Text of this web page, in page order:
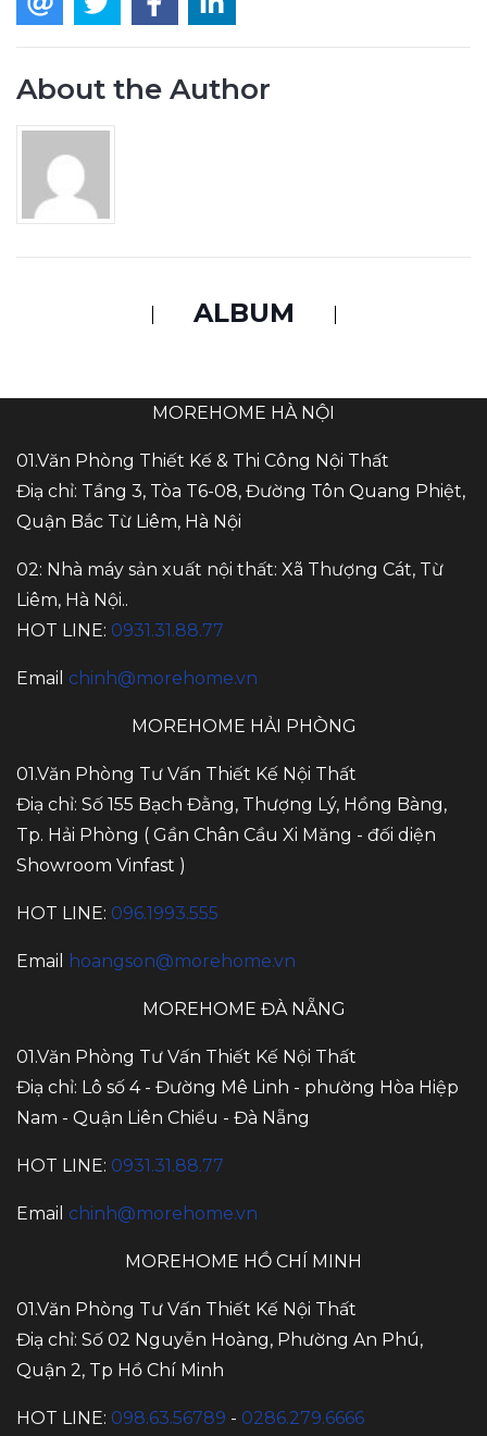
About the Author
ALBUM
MOREHOME HÀ NỘI
01.Văn Phòng Thiết Kế & Thi Công Nội Thất
Điạ chỉ: Tầng 3, Tòa T6-08, Đường Tôn Quang Phiệt,
Quận Bắc Từ Liêm, Hà Nội
02: Nhà máy sản xuất nội thất: Xã Thượng Cát, Từ
Liêm, Hà Nội..
HOT LINE: 0931.31.88.77
Email chinh@morehome.vn
MOREHOME HẢI PHÒNG
01.Văn Phòng Tư Vấn Thiết Kế Nội Thất
Điạ chỉ: Số 155 Bạch Đằng, Thượng Lý, Hồng Bàng,
Tp. Hải Phòng ( Gần Chân Cầu Xi Măng - đối diện
Showroom Vinfast )
HOT LINE: 096.1993.555
Email hoangson@morehome.vn
MOREHOME ĐÀ NẴNG
01.Văn Phòng Tư Vấn Thiết Kế Nội Thất
Điạ chỉ: Lô số 4 - Đường Mê Linh - phường Hòa Hiệp
Nam - Quận Liên Chiểu - Đà Nẵng
HOT LINE: 0931.31.88.77
Email chinh@morehome.vn
MOREHOME HỒ CHÍ MINH
01.Văn Phòng Tư Vấn Thiết Kế Nội Thất
Điạ chỉ: Số 02 Nguyễn Hoàng, Phường An Phú,
Quận 2, Tp Hồ Chí Minh
HOT LINE: 098.63.56789 - 0286.279.6666